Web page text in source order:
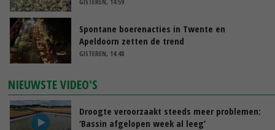
Spontane boerenacties in Twente en
Apeldoorn zetten de trend
GISTEREN, 14:48
NIEUWSTE VIDEO'S
Droogte veroorzaakt steeds meer problemen:
‘Bassin afgelopen week al leeg’